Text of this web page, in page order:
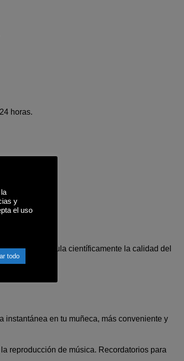
horas.
y ligero y calcula científicamente la calidad del
instantánea en tu muñeca, más conveniente y
reproducción de música. Recordatorios para
y
el uso
todo